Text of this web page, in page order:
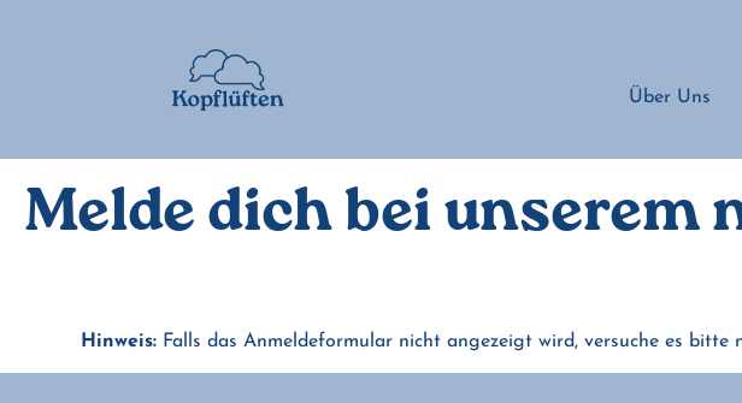
Über Uns
Melde dich bei unserem
Hinweis: Falls das Anmeldeformular nicht angezeigt wird, versuche es